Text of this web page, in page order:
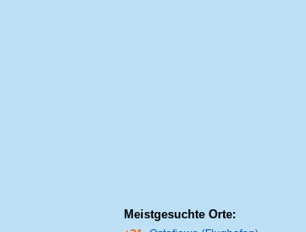
Meistgesuchte Orte: